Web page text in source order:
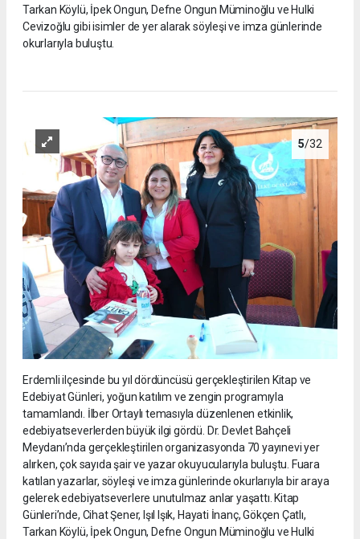
Tarkan Köylü, İpek Ongun, Defne Ongun Müminoğlu ve Hulki
Cevizoğlu gibi isimler de yer alarak söyleşi ve imza günlerinde
okurlarıyla buluştu.
5/32
Erdemli ilçesinde bu yıl dördüncüsü gerçekleştirilen Kitap ve
Edebiyat Günleri, yoğun katılım ve zengin programıyla
tamamlandı. İlber Ortaylı temasıyla düzenlenen etkinlik,
edebiyatseverlerden büyük ilgi gördü. Dr. Devlet Bahçeli
Meydanı’nda gerçekleştirilen organizasyonda 70 yayınevi yer
alırken, çok sayıda şair ve yazar okuyucularıyla buluştu. Fuara
katılan yazarlar, söyleşi ve imza günlerinde okurlarıyla bir araya
gelerek edebiyatseverlere unutulmaz anlar yaşattı. Kitap
Günleri’nde, Cihat Şener, Işıl Işık, Hayati İnanç, Gökçen Çatlı,
Tarkan Köylü, İpek Ongun, Defne Ongun Müminoğlu ve Hulki